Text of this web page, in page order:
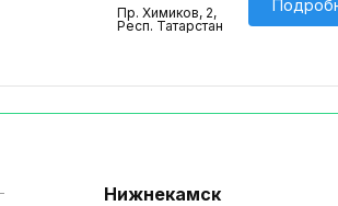
Пр. Химиков, 2,
Респ. Татарстан
Нижнекамск